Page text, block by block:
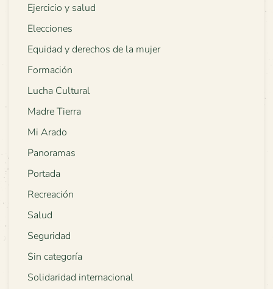
Ejercicio y salud
Elecciones
Equidad y derechos de la mujer
Formación
Lucha Cultural
Madre Tierra
Mi Arado
Panoramas
Portada
Recreación
Salud
Seguridad
Sin categoría
Solidaridad internacional